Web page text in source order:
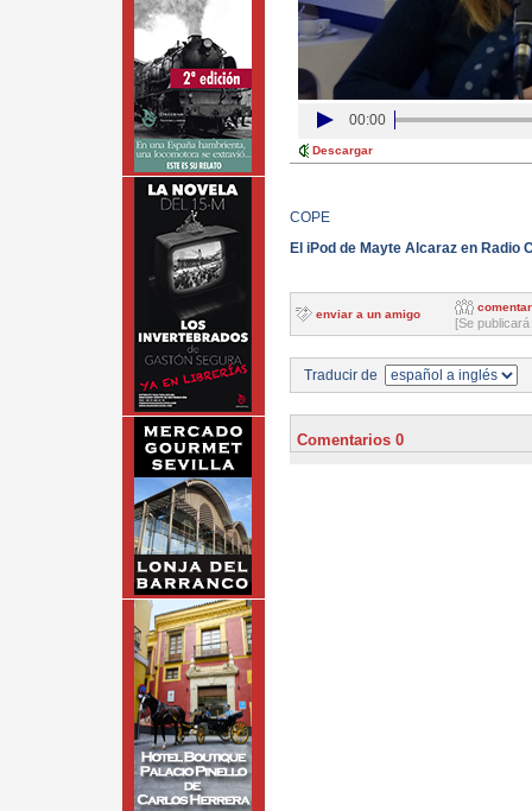
00:00
Descargar
COPE
El iPod de Mayte Alcaraz en Radio
enviar a un amigo
comentar
[Se
Traducir de
Comentarios 0